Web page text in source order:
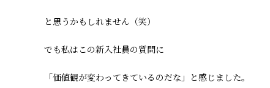
と思うかもしれません（笑）
でも私はこの新入社員の質問に
「価値観が変わってきているのだな」と感じました。